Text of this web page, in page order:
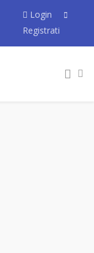
Login
Registrati